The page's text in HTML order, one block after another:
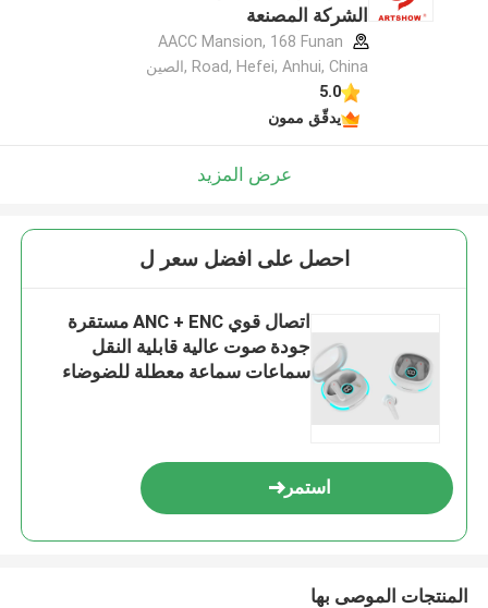
الشركة المصنعة
AACC Mansion, 168 Funan
Road, Hefei, Anhui, China ,الصين
5.0
يدقّق ممون
عرض المزيد
احصل على افضل سعر ل
اتصال قوي ANC + ENC مستقرة
جودة صوت عالية قابلية النقل
سماعات سماعة معطلة للضوضاء
استمر
المنتجات الموصى بها